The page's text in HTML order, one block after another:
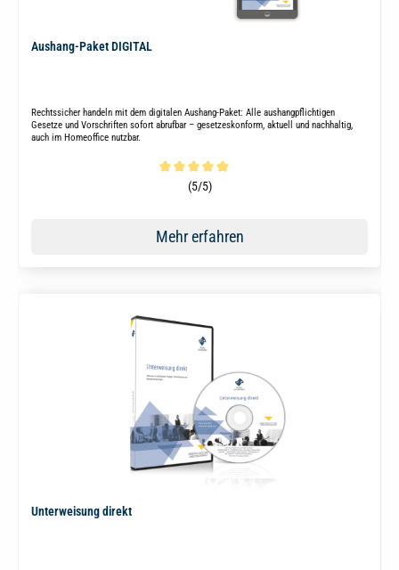
Aushang-Paket DIGITAL
Rechtssicher handeln mit dem digitalen Aushang-Paket: Alle aushangpflichtigen
Gesetze und Vorschriften sofort abrufbar – gesetzeskonform, aktuell und nachhaltig,
auch im Homeoffice nutzbar.
Durchschnittliche Bewertung von 5 von 5 Sternen
(5/5)
Mehr erfahren
Unterweisung direkt